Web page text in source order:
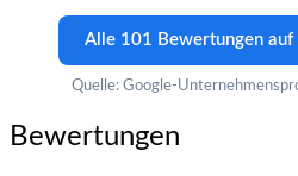
Alle 101 Bewertungen
Quelle: Google-
Bewertungen